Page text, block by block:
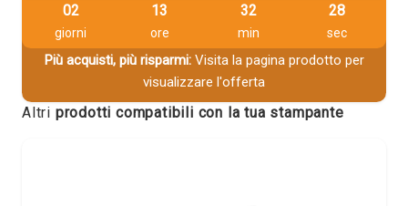
02
giorni
13
ore
32
min
27
sec
Più acquisti, più risparmi:Visita la pagina prodotto per
visualizzare l'offerta
Altri prodotti compatibili con la tua stampante